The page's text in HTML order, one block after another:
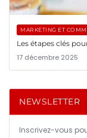
MARKETING ET
Les étapes clés
17 décembre 2025
NEWSLETTER
Inscrivez-vous